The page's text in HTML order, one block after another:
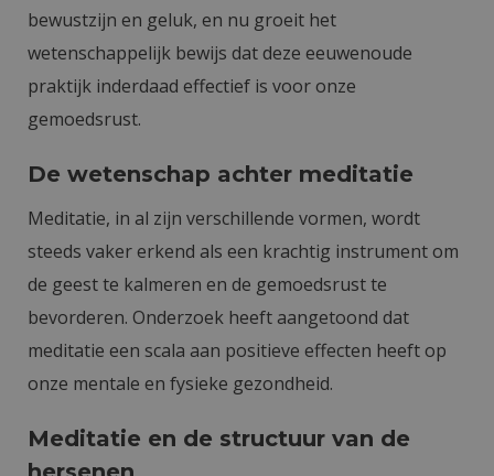
bewustzijn en geluk, en nu groeit het
wetenschappelijk bewijs dat deze eeuwenoude
praktijk inderdaad effectief is voor onze
gemoedsrust.
De wetenschap achter meditatie
Meditatie, in al zijn verschillende vormen, wordt
steeds vaker erkend als een krachtig instrument om
de geest te kalmeren en de gemoedsrust te
bevorderen. Onderzoek heeft aangetoond dat
meditatie een scala aan positieve effecten heeft op
onze mentale en fysieke gezondheid.
Meditatie en de structuur van de